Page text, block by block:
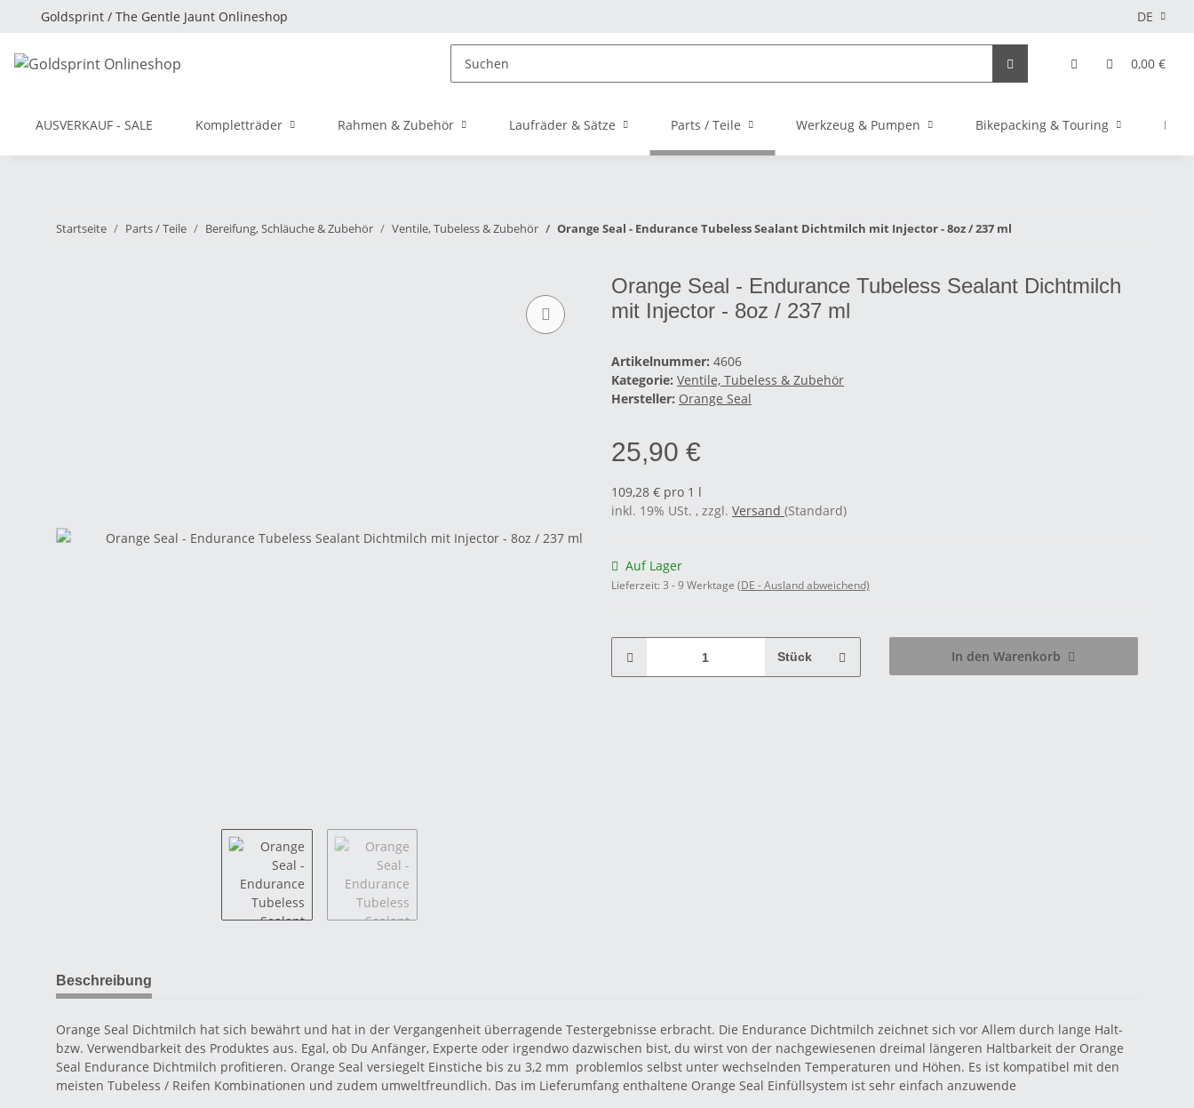
DE
Goldsprint / The Gentle Jaunt Onlineshop
0,00 €
AUSVERKAUF - SALE Kompletträder Rahmen & Zubehör Laufräder & Sätze Parts / Teile Werkzeug & Pumpen Bikepacking & Touring
Startseite Parts / Teile Bereifung, Schläuche & Zubehör Ventile, Tubeless & Zubehör Orange Seal - Endurance Tubeless Sealant Dichtmilch mit Injector - 8oz / 237 ml
Orange Seal - Endurance Tubeless Sealant Dichtmilch
mit Injector - 8oz / 237 ml
Artikelnummer: 4606
Kategorie: Ventile, Tubeless & Zubehör
Hersteller: Orange Seal
25,90 €
109,28 € pro 1 l
inkl. 19% USt. , zzgl. Versand (Standard)
Auf Lager
Lieferzeit: 3 - 9 Werktage (DE - Ausland abweichend)
Stück In den Warenkorb
Beschreibung
Orange Seal Dichtmilch hat sich bewährt und hat in der Vergangenheit überragende Testergebnisse erbracht. Die Endurance Dichtmilch zeichnet sich vor Allem durch lange Halt-
bzw. Verwendbarkeit des Produktes aus. Egal, ob Du Anfänger, Experte oder irgendwo dazwischen bist, du wirst von der nachgewiesenen dreimal längeren Haltbarkeit der Orange
Seal Endurance Dichtmilch profitieren. Orange Seal versiegelt Einstiche bis zu 3,2 mm problemlos selbst unter wechselnden Temperaturen und Höhen. Es ist kompatibel mit den
meisten Tubeless / Reifen Kombinationen und zudem umweltfreundlich. Das im Lieferumfang enthaltene Orange Seal Einfüllsystem ist sehr einfach anzuwende